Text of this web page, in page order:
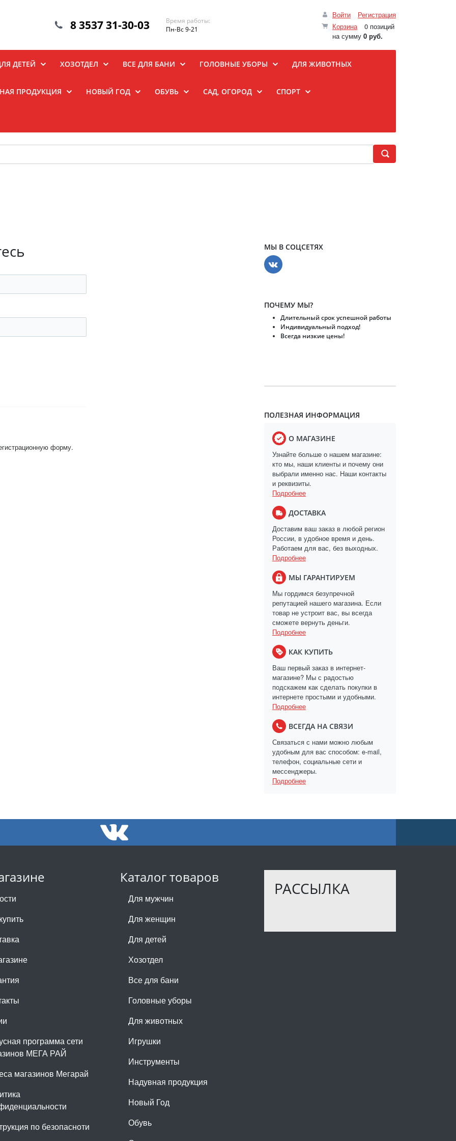
Войти
Регистрация
Корзина
0 позиций
на сумму 0 руб.
8 3537 31-30-03
Время работы:
Пн-Вс 9-21
ДЕТЕЙ ХОЗОТДЕЛ ВСЕ ДЛЯ БАНИ ГОЛОВНЫЕ УБОРЫ ДЛЯ ЖИВОТНЫХ
ПРОДУКЦИЯ НОВЫЙ ГОД ОБУВЬ САД, ОГОРОД СПОРТ
форму.
МЫ В СОЦСЕТЯХ
ПОЧЕМУ МЫ?
Длительный срок успешной работы
Индивидуальный подход!
Всегда низкие цены!
ПОЛЕЗНАЯ ИНФОРМАЦИЯ
О МАГАЗИНЕ
Узнайте больше о нашем магазине:
кто мы, наши клиенты и почему они
выбрали именно нас. Наши контакты
и реквизиты.
Подробнее
ДОСТАВКА
Доставим ваш заказ в любой регион
России, в удобное время и день.
Работаем для вас, без выходных.
Подробнее
МЫ ГАРАНТИРУЕМ
Мы гордимся безупречной
репутацией нашего магазина. Если
товар не устроит вас, вы всегда
сможете вернуть деньги.
Подробнее
КАК КУПИТЬ
Ваш первый заказ в интернет-
магазине? Мы с радостью
подскажем как сделать покупки в
интернете простыми и удобными.
Подробнее
ВСЕГДА НА СВЯЗИ
Связаться с нами можно любым
удобным для вас способом: e-mail,
телефон, социальные сети и
мессенджеры.
Подробнее
программа сети
МЕГА РАЙ
магазинов Мегарай
по безопасноти
Каталог товаров
Для мужчин
Для женщин
Для детей
Хозотдел
Все для бани
Головные уборы
Для животных
Игрушки
Инструменты
Надувная продукция
Новый Год
Обувь
РАССЫЛКА